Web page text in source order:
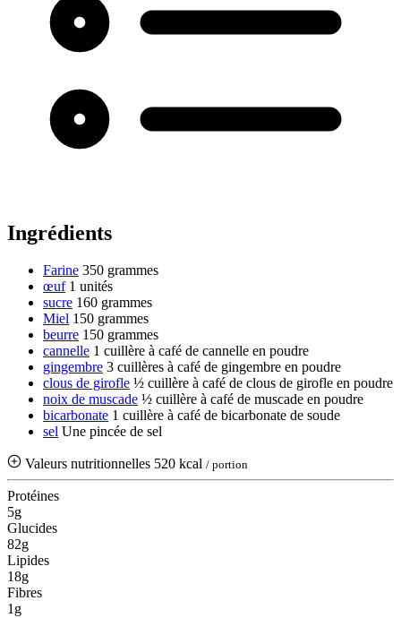
Ingrédients
Farine 350 grammes
œuf 1 unités
sucre 160 grammes
Miel 150 grammes
beurre 150 grammes
cannelle 1 cuillère à café de cannelle en poudre
gingembre 3 cuillères à café de gingembre en poudre
clous de girofle ½ cuillère à café de clous de girofle en poudre
noix de muscade ½ cuillère à café de muscade en poudre
bicarbonate 1 cuillère à café de bicarbonate de soude
sel Une pincée de sel
Valeurs nutritionnelles 520 kcal / portion
Protéines
5g
Glucides
82g
Lipides
18g
Fibres
1g